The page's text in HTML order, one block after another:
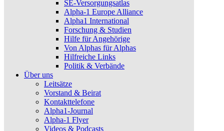
SE-Versorgungsatlas
Alpha-1 Europe Alliance
Alpha1 International
Forschung & Studien
Hilfe für Angehörige
Von Alphas für Alphas
Hilfreiche Links
Politik & Verbände
Über uns
Leitsätze
Vorstand & Beirat
Kontakttelefone
Alpha1-Journal
Alpha-1 Flyer
Videos & Podcasts